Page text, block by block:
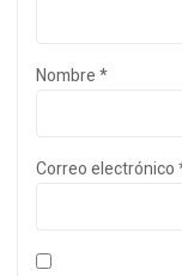
Nombre*
Correo electrónico